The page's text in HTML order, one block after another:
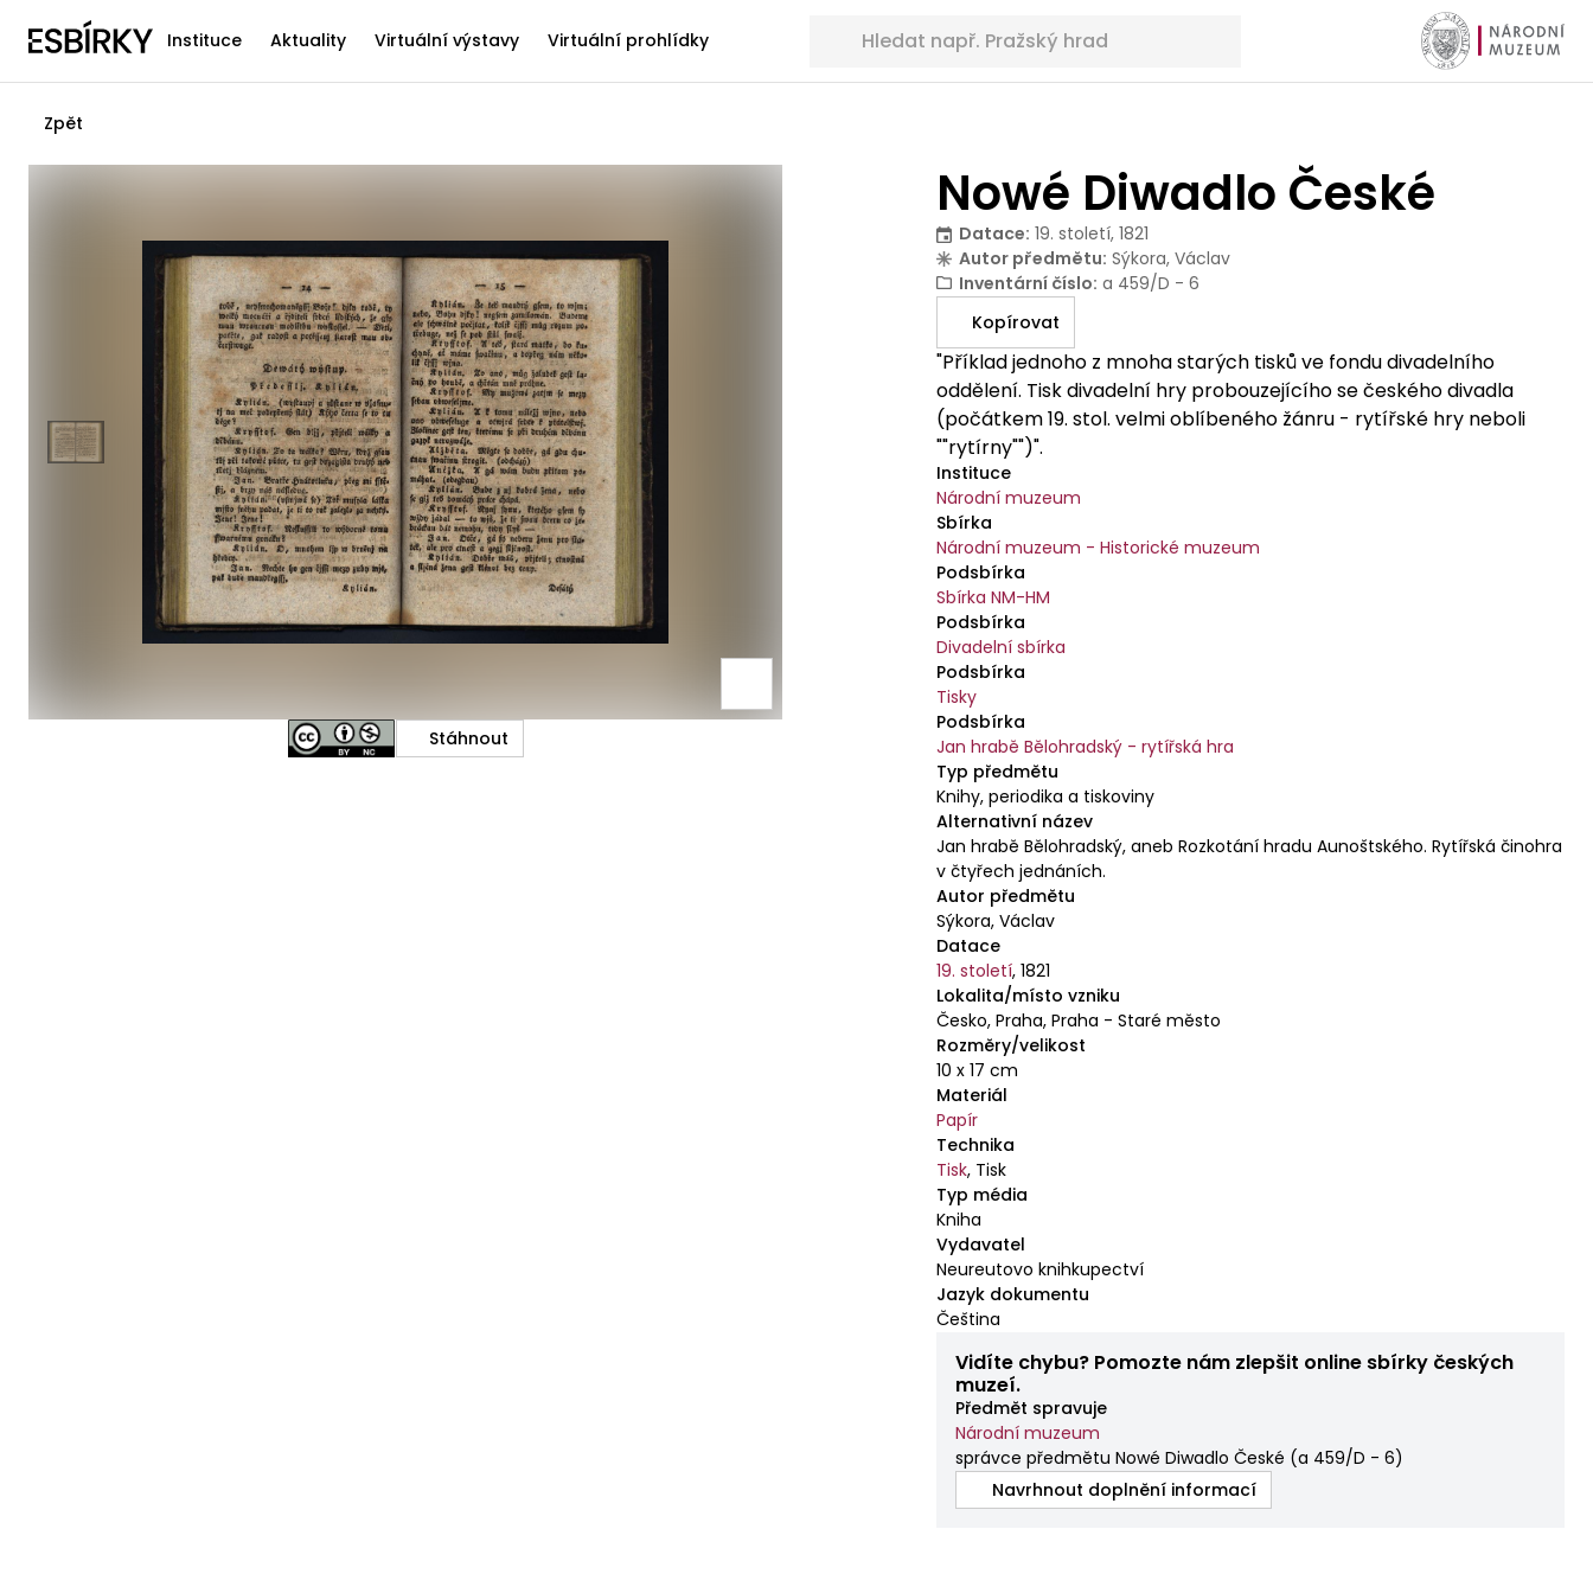
Instituce Aktuality Virtuální výstavy Virtuální prohlídky
Zpět
Nowé Diwadlo České
Datace: 19. století, 1821
Autor předmětu: Sýkora, Václav
Inventární číslo: a 459/D - 6
Kopírovat
"Příklad jednoho z mnoha starých tisků ve fondu divadelního
oddělení. Tisk divadelní hry probouzejícího se českého divadla
(počátkem 19. stol. velmi oblíbeného žánru - rytířské hry neboli
""rytírny"")".
Instituce
Národní muzeum
Sbírka
Národní muzeum - Historické muzeum
Podsbírka
Sbírka NM-HM
Podsbírka
Divadelní sbírka
Podsbírka
Tisky
Podsbírka
Jan hrabě Bělohradský - rytířská hra
Typ předmětu
Knihy, periodika a tiskoviny
Alternativní název
Jan hrabě Bělohradský, aneb Rozkotání hradu Aunoštského. Rytířská činohra
v čtyřech jednáních.
Autor předmětu
Sýkora, Václav
Datace
19. století,1821
Lokalita/místo vzniku
Česko, Praha, Praha - Staré město
Rozměry/velikost
10 x 17 cm
Materiál
Papír
Technika
Tisk, Tisk
Typ média
Kniha
Vydavatel
Neureutovo knihkupectví
Jazyk dokumentu
Čeština
Vidíte chybu? Pomozte nám zlepšit online sbírky českých
muzeí.
Předmět spravuje
Národní muzeum
správce předmětu Nowé Diwadlo České (a 459/D - 6)
Navrhnout doplnění informací
Stáhnout